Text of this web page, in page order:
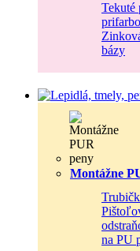
Tekuté
bázy
Montážne
na PU